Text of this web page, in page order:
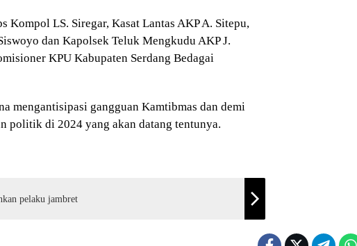
Kompol LS. Siregar, Kasat Lantas AKP A. Sitepu,
dan Kapolsek Teluk Mengkudu AKP J.
KPU Kabupaten Serdang Bedagai
mengantisipasi gangguan Kamtibmas dan demi
politik di 2024 yang akan datang tentunya.
pelaku jambret